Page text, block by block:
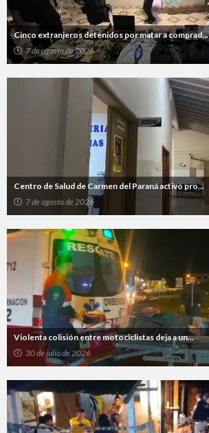
Cinco extranjeros detenidos por matar a comprad...
7 de agosto de 2026
Centro de Salud de Carmen del Paraná activó pro...
7 de agosto de 2026
Violenta colisión entre motociclistas deja a un...
30 de julio de 2026